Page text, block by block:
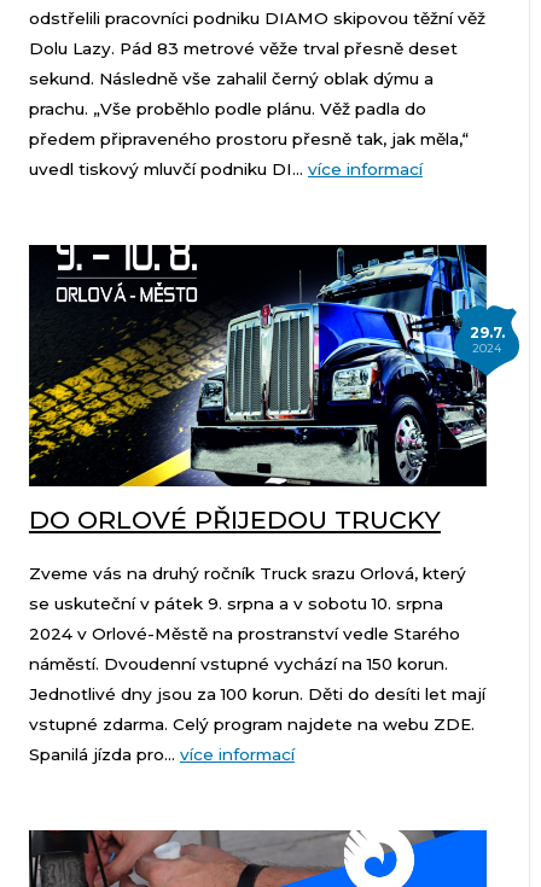
odstřelili pracovníci podniku DIAMO skipovou těžní věž
Dolu Lazy. Pád 83 metrové věže trval přesně deset
sekund. Následně vše zahalil černý oblak dýmu a
prachu. „Vše proběhlo podle plánu. Věž padla do
předem připraveného prostoru přesně tak, jak měla,“
uvedl tiskový mluvčí podniku DI... více informací
29.7.
2024
DO ORLOVÉ PŘIJEDOU TRUCKY
Zveme vás na druhý ročník Truck srazu Orlová, který
se uskuteční v pátek 9. srpna a v sobotu 10. srpna
2024 v Orlové-Městě na prostranství vedle Starého
náměstí. Dvoudenní vstupné vychází na 150 korun.
Jednotlivé dny jsou za 100 korun. Děti do desíti let mají
vstupné zdarma. Celý program najdete na webu ZDE.
Spanilá jízda pro... více informací